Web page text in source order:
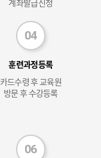
계좌발급신청
훈련과정등록
카드수령 후 교육원
방문 후 수강등록